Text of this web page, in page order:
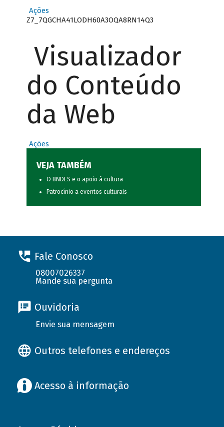
Ações
Z7_7QGCHA41LODH60A3OQA8RN14Q3
Visualizador
do Conteúdo
da Web
Ações
VEJA TAMBÉM
O BNDES e o apoio à cultura
Patrocínio a eventos culturais
Fale Conosco
08007026337
Mande sua pergunta
Ouvidoria
Envie sua mensagem
Outros telefones e endereços
Acesso à informação